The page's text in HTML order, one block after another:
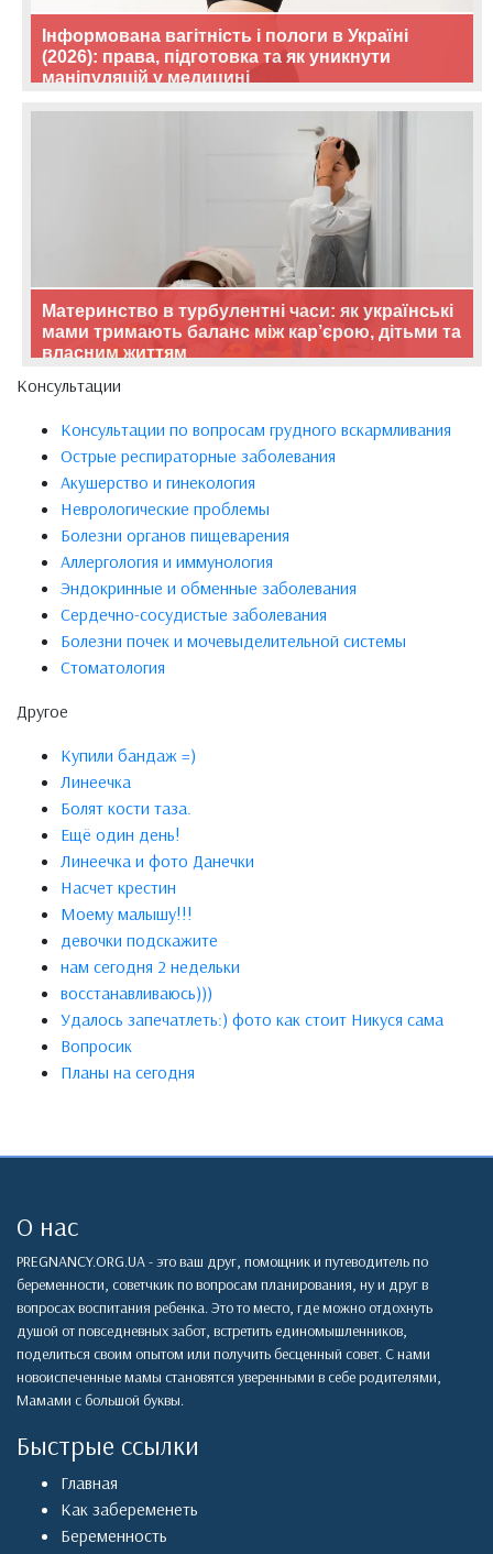
Інформована вагітність і пологи в Україні
(2026): права, підготовка та як уникнути
маніпуляцій у медицині
Материнство в турбулентні часи: як українські
мами тримають баланс між кар’єрою, дітьми та
власним життям
Консультации
Консультации по вопросам грудного вскармливания
Острые респираторные заболевания
Акушерство и гинекология
Неврологические проблемы
Болезни органов пищеварения
Аллергология и иммунология
Эндокринные и обменные заболевания
Сердечно-сосудистые заболевания
Болезни почек и мочевыделительной системы
Стоматология
Другое
Купили бандаж =)
Линеечка
Болят кости таза.
Ещё один день!
Линеечка и фото Данечки
Насчет крестин
Моему малышу!!!
девочки подскажите
нам сегодня 2 недельки
восстанавливаюсь)))
Удалось запечатлеть:) фото как стоит Никуся сама
Вопросик
Планы на сегодня
О нас
PREGNANCY.ORG.UA - это ваш друг, помощник и путеводитель по
беременности, советчкик по вопросам планирования, ну и друг в
вопросах воспитания ребенка. Это то место, где можно отдохнуть
душой от повседневных забот, встретить единомышленников,
поделиться своим опытом или получить бесценный совет. С нами
новоиспеченные мамы становятся уверенными в себе родителями,
Мамами с большой буквы.
Быстрые ссылки
Главная
Как забеременеть
Беременность